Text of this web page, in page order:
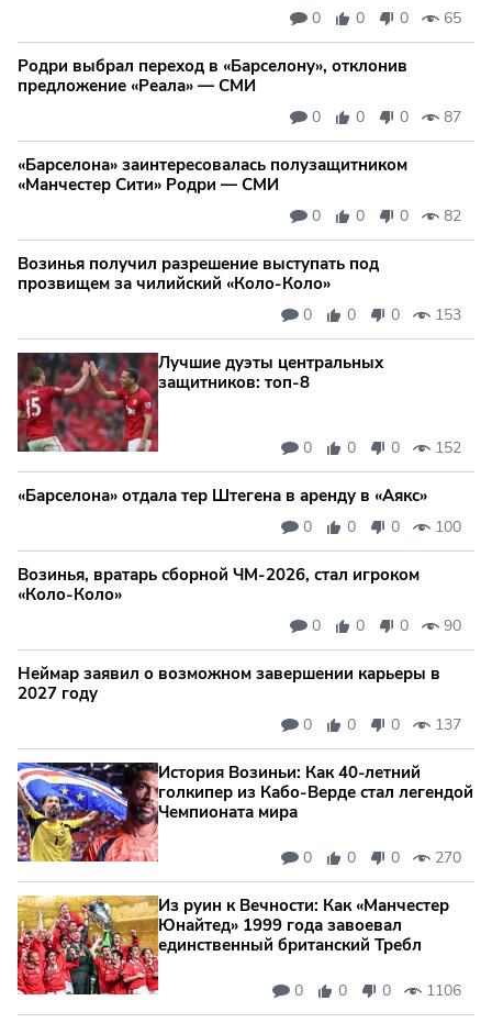
0 0 0 65
Родри выбрал переход в «Барселону», отклонив
предложение «Реала» — СМИ
0 0 0 87
«Барселона» заинтересовалась полузащитником
«Манчестер Сити» Родри — СМИ
0 0 0 82
Возинья получил разрешение выступать под
прозвищем за чилийский «Коло-Коло»
0 0 0 153
Лучшие дуэты центральных
защитников: топ‑8
0 0 0 152
«Барселона» отдала тер Штегена в аренду в «Аякс»
0 0 0 100
Возинья, вратарь сборной ЧМ-2026, стал игроком
«Коло-Коло»
0 0 0 90
Неймар заявил о возможном завершении карьеры в
2027 году
0 0 0 137
История Возиньи: Как 40-летний
голкипер из Кабо-Верде стал легендой
Чемпионата мира
0 0 0 270
Из руин к Вечности: Как «Манчестер
Юнайтед» 1999 года завоевал
единственный британский Требл
0 0 0 1106